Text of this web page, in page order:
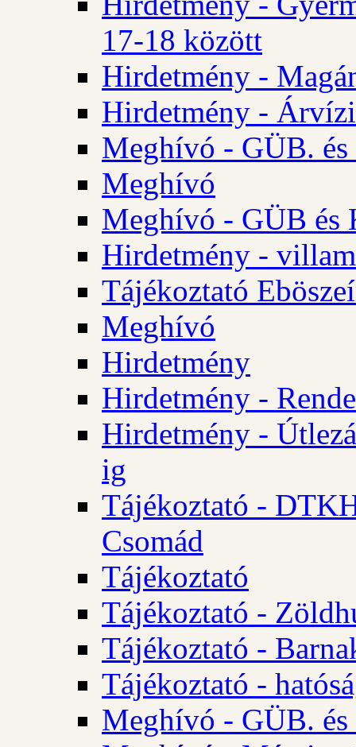
17-18 között
Hirdetmény -
Hirdetmény -
Meghívó - GÜB.
Meghívó
Meghívó - GÜB és
Hirdetmény -
Tájékoztató
Meghívó
Hirdetmény
Hirdetmény -
Hirdetmény -
ig
Tájékoztató -
Csomád
Tájékoztató
Tájékoztató -
Tájékoztató -
Tájékoztató -
Meghívó - GÜB.